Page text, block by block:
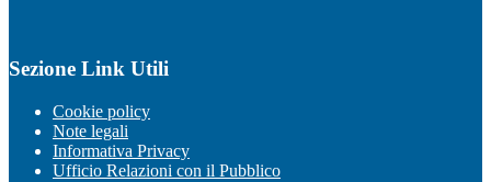
Sezione Link Utili
Cookie policy
Note legali
Informativa Privacy
Ufficio Relazioni con il Pubblico